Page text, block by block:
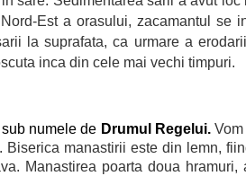
Est a orasului, zacamantul se
la suprafata, ca urmare a
inca din cele mai vechi timpuri.
numele de Drumul Regelui.
manastirii este din lemn,
Manastirea poarta doua hramuri,